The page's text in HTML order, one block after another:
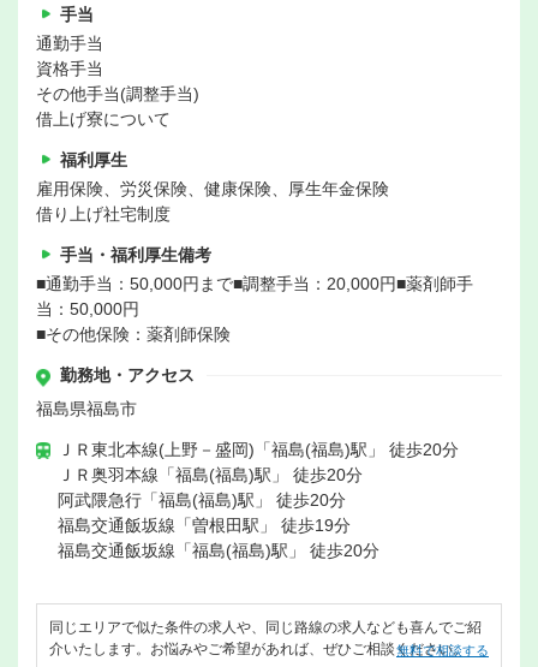
手当
通勤手当
資格手当
その他手当(調整手当)
借上げ寮について
福利厚生
雇用保険、労災保険、健康保険、厚生年金保険
借り上げ社宅制度
手当・福利厚生備考
■通勤手当：50,000円まで■調整手当：20,000円■薬剤師手
当：50,000円
■その他保険：薬剤師保険
勤務地・アクセス
福島県福島市
ＪＲ東北本線(上野－盛岡)「福島(福島)駅」 徒歩20分
ＪＲ奥羽本線「福島(福島)駅」 徒歩20分
阿武隈急行「福島(福島)駅」 徒歩20分
福島交通飯坂線「曽根田駅」 徒歩19分
福島交通飯坂線「福島(福島)駅」 徒歩20分
同じエリアで似た条件の求人や、同じ路線の求人なども喜んでご紹
介いたします。お悩みやご希望があれば、ぜひご相談ください。
無料で相談する